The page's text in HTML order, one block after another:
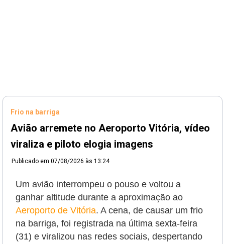
Frio na barriga
Avião arremete no Aeroporto Vitória, vídeo
viraliza e piloto elogia imagens
Publicado em 07/08/2026 às 13:24
Um avião interrompeu o pouso e voltou a
ganhar altitude durante a aproximação ao
Aeroporto de Vitória. A cena, de causar um frio
na barriga, foi registrada na última sexta-feira
(31) e viralizou nas redes sociais, despertando